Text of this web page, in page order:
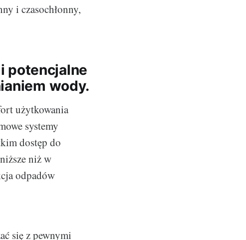
i czasochłonny,
potencjalne
wody.
użytkowania
systemy
dostęp do
niż w
odpadów
się z pewnymi